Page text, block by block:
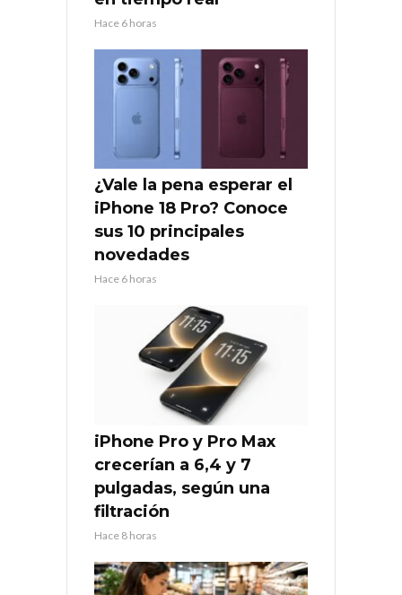
Hace 6 horas
¿Vale la pena esperar el
iPhone 18 Pro? Conoce
sus 10 principales
novedades
Hace 6 horas
iPhone Pro y Pro Max
crecerían a 6,4 y 7
pulgadas, según una
filtración
Hace 8 horas